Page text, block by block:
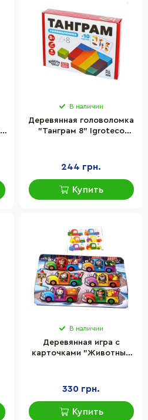
В наличии
Деревянная головоломка
"Танграм 8" Igroteco
244 грн.
Купить
В наличии
Деревянная игра с
карточками "Животные
PSF132, 42 детали и 12
карт
330 грн.
Купить